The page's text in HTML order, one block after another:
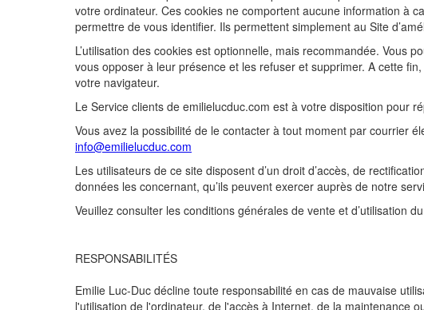
votre ordinateur. Ces cookies ne comportent aucune information à
permettre de vous identifier. Ils permettent simplement au Site
L’utilisation des cookies est optionnelle, mais recommandée. Vous
vous opposer à leur présence et les refuser et supprimer. A cette
votre navigateur.
Le Service clients de emilielucduc.com est à votre disposition pour
Vous avez la possibilité de le contacter à tout moment par courrier
info@emilielucduc.com
Les utilisateurs de ce site disposent d’un droit d’accès, de
données les concernant, qu’ils peuvent exercer auprès de notre
Veuillez consulter les conditions générales de vente et d’utilisation
RESPONSABILITÉS
Emilie Luc-Duc décline toute responsabilité en cas de mauvaise
l'utilisation de l'ordinateur, de l'accès à Internet, de la maintenance